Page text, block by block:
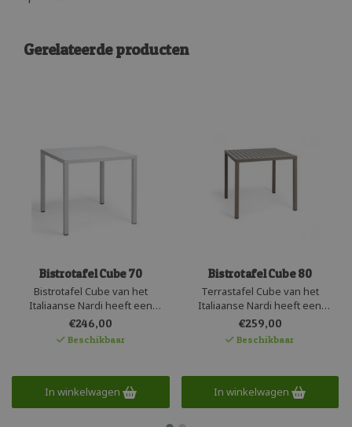
Gerelateerde producten
Bistrotafel Cube 70
Bistrotafel Cube van het
Italiaanse Nardi heeft een
onderhoudsvriendelijk kunststof
blad en stevige in kleur gelakte
aluminium poten met
terrastafel is weerbestendig , UV
beschermd en stapelbaar dus
€246,00
Beschikbaar
In winkelwagen
Bistrotafel Cube 80
Terrastafel Cube van het
Italiaanse Nardi heeft een
onderhoudsvriendelijk kunststof
blad en stevige in kleur gelakte
aluminium poten met
bistrotafel is weerbestendig , UV
beschermd en stapelbaar dus
€259,00
Beschikbaar
In winkelwagen